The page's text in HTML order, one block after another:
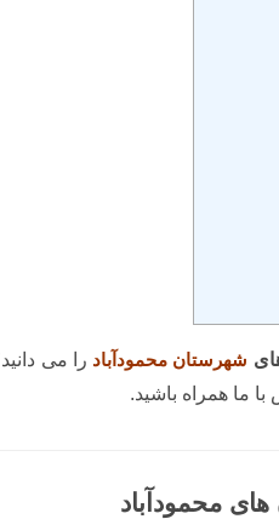
شهرستان محمودآباد را می
ما همراه باشید.